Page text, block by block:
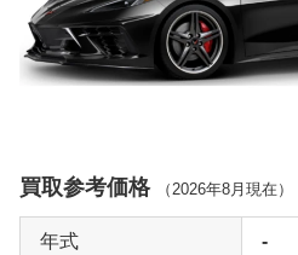
買取参考価格 （ 2026年8月 現在）
年式 -